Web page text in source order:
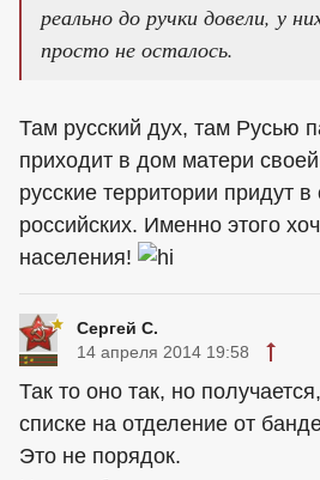
реально до ручки довели, у
просто не осталось.
Там русский дух, там Русью
приходит в дом матери
русские территории придут в
российских. Именно этого
населения!
Сергей С.
14 апреля 2014 19:58
Так то оно так, но
списке на отделение от
Это не порядок.